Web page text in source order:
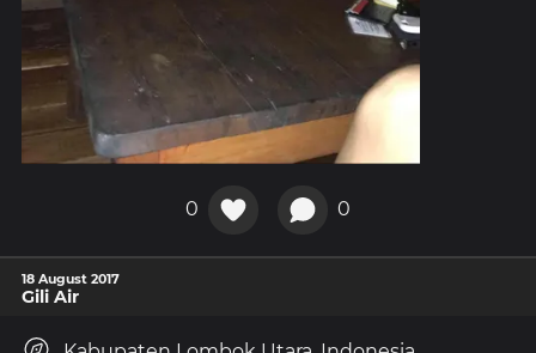
0 0
18 August 2017
Gili Air